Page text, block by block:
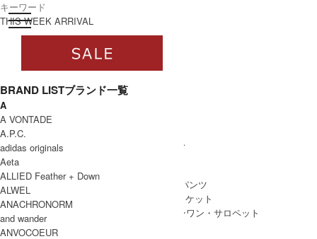
toggle navigation
ログイン
すべて
WOMEN
WOMEN ALL ITEM
/ ワンピース
SKIRT
BOTTOMS
/ ボトムス・パンツ
/ アウター・ジャケット
/ オールインワン・サロペット
THIS WEEK ARRIVAL
BRAND LISTブランド一覧
A
A VONTADE
A.P.C.
adidas originals
Aeta
ALLIED Feather + Down
ALWEL
ANACHRONORM
and wander
ANVOCOEUR